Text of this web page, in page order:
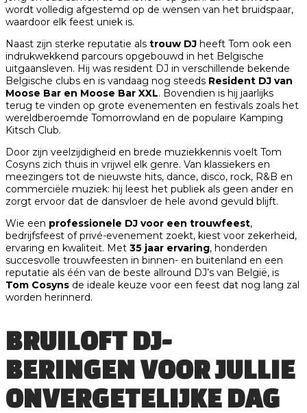
wordt volledig afgestemd op de wensen van het bruidspaar,
waardoor elk feest uniek is.
Naast zijn sterke reputatie als trouw DJ heeft Tom ook een
indrukwekkend parcours opgebouwd in het Belgische
uitgaansleven. Hij was resident DJ in verschillende bekende
Belgische clubs en is vandaag nog steeds Resident DJ van
Moose Bar en Moose Bar XXL. Bovendien is hij jaarlijks
terug te vinden op grote evenementen en festivals zoals het
wereldberoemde Tomorrowland en de populaire Kamping
Kitsch Club.
Door zijn veelzijdigheid en brede muziekkennis voelt Tom
Cosyns zich thuis in vrijwel elk genre. Van klassiekers en
meezingers tot de nieuwste hits, dance, disco, rock, R&B en
commerciële muziek: hij leest het publiek als geen ander en
zorgt ervoor dat de dansvloer de hele avond gevuld blijft.
Wie een professionele DJ voor een trouwfeest,
bedrijfsfeest of privé-evenement zoekt, kiest voor zekerheid,
ervaring en kwaliteit. Met 35 jaar ervaring, honderden
succesvolle trouwfeesten in binnen- en buitenland en een
reputatie als één van de beste allround DJ’s van België, is
Tom Cosyns de ideale keuze voor een feest dat nog lang zal
worden herinnerd.
BRUILOFT DJ-
BERINGEN VOOR JULLIE
ONVERGETELIJKE DAG